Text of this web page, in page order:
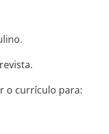
o currículo para: